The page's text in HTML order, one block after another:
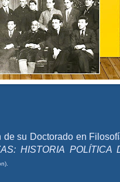
su Doctorado en
HISTORIA